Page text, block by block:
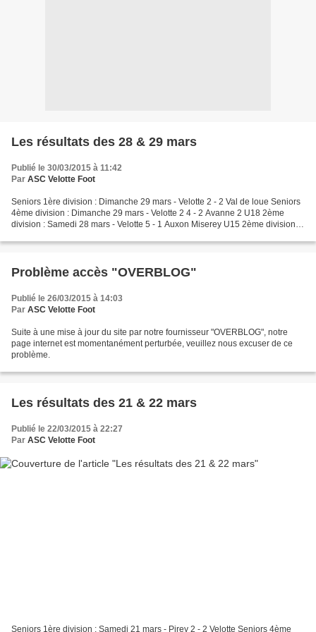
Les résultats des 28 & 29 mars
Publié le 30/03/2015 à 11:42
Par ASC Velotte Foot
Seniors 1ère division : Dimanche 29 mars - Velotte 2 - 2 Val de loue Seniors
4ème division : Dimanche 29 mars - Velotte 2 4 - 2 Avanne 2 U18 2ème
division : Samedi 28 mars - Velotte 5 - 1 Auxon Miserey U15 2ème division :
Problème accès "OVERBLOG"
Publié le 26/03/2015 à 14:03
Par ASC Velotte Foot
Suite à une mise à jour du site par notre fournisseur "OVERBLOG", notre
page internet est momentanément perturbée, veuillez nous excuser de ce
problème.
Les résultats des 21 & 22 mars
Publié le 22/03/2015 à 22:27
Par ASC Velotte Foot
Seniors 1ère division : Samedi 21 mars - Pirey 2 - 2 Velotte Seniors 4ème